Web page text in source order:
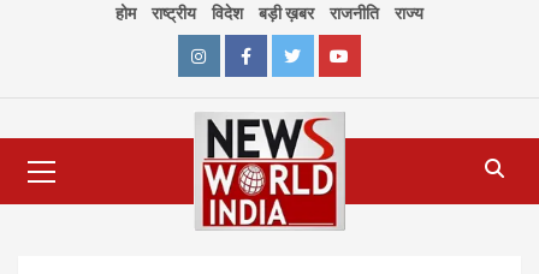
होम राष्ट्रीय विदेश बड़ी ख़बर राजनीति राज्य
InstagramFacebookTwitterYoutube
Menu